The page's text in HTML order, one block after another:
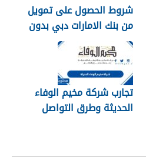
شروط الحصول على تمويل
من بنك الامارات دبي بدون
كفيل 1448
تجارب شركة مخيم الوفاء
الحديثة وطرق التواصل